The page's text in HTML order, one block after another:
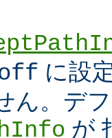
に設
ん。デ
が